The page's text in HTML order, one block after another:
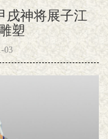
戌神将展子江
塑
03